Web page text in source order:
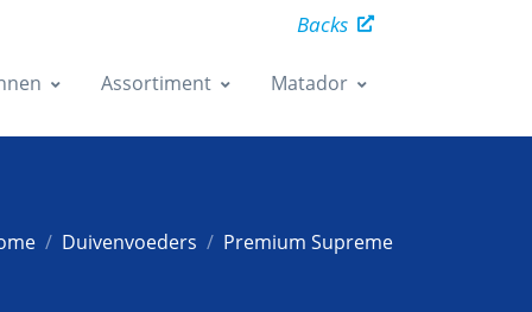
Backs
Assortiment Matador
Duivenvoeders Premium Supreme